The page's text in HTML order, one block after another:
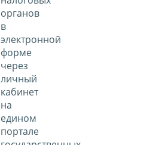
органов
в
электронной
форме
через
личный
кабинет
на
едином
портале